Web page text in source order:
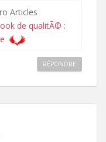
Articles
de qualitÃ© :
RÉPONDRE